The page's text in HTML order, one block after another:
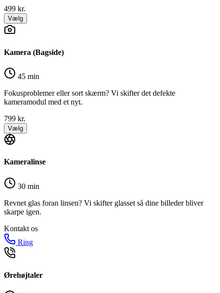
499 kr.
Vælg
Kamera (Bagside)
45 min
Fokusproblemer eller sort skærm? Vi skifter det defekte
kameramodul med et nyt.
799 kr.
Vælg
Kameralinse
30 min
Revnet glas foran linsen? Vi skifter glasset så dine billeder bliver
skarpe igen.
Kontakt os
Ring
Ørehøjtaler